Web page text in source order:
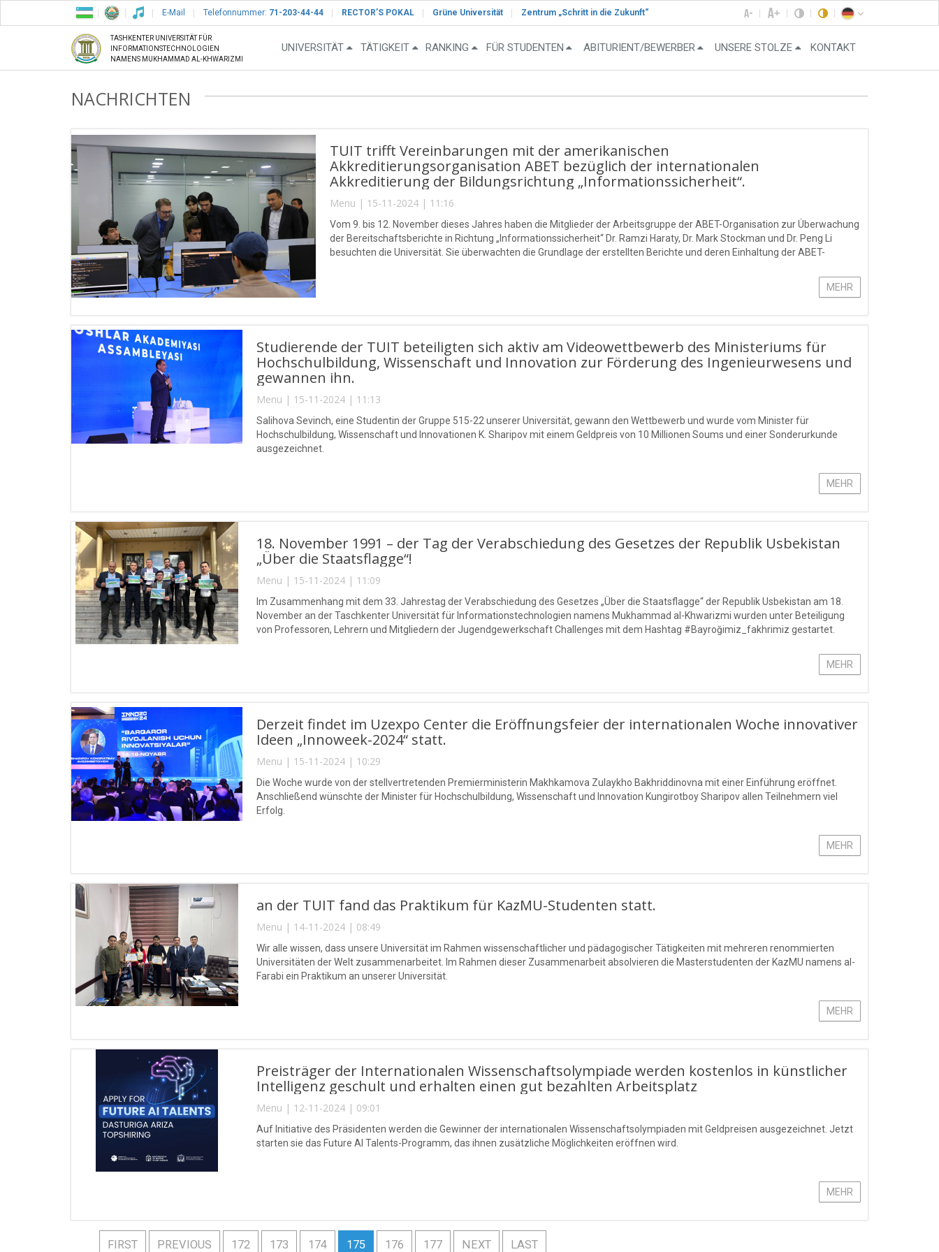
E-Mail Telefonnummer: 71-203-44-44 RECTOR’S POKAL Grüne Universität Zentrum „Schritt in die Zukunft“
TASHKENTER UNIVERSITÄT FÜR
INFORMATIONSTECHNOLOGIEN
NAMENS MUKHAMMAD AL-KHWARIZMI
UNIVERSITÄT TÄTIGKEIT RANKING FÜR STUDENTEN ABITURIENT/BEWERBER UNSERE STOLZE KONTAKT
NACHRICHTEN
TUIT trifft Vereinbarungen mit der amerikanischen
Akkreditierungsorganisation ABET bezüglich der internationalen
Akkreditierung der Bildungsrichtung „Informationssicherheit“.
Menu | 15-11-2024 | 11:16
Vom 9. bis 12. November dieses Jahres haben die Mitglieder der Arbeitsgruppe der ABET-Organisation zur Überwachung
der Bereitschaftsberichte in Richtung „Informationssicherheit“ Dr. Ramzi Haraty, Dr. Mark Stockman und Dr. Peng Li
besuchten die Universität. Sie überwachten die Grundlage der erstellten Berichte und deren Einhaltung der ABET-
MEHR
Studierende der TUIT beteiligten sich aktiv am Videowettbewerb des Ministeriums für
Hochschulbildung, Wissenschaft und Innovation zur Förderung des Ingenieurwesens und
gewannen ihn.
Menu | 15-11-2024 | 11:13
Salihova Sevinch, eine Studentin der Gruppe 515-22 unserer Universität, gewann den Wettbewerb und wurde vom Minister für
Hochschulbildung, Wissenschaft und Innovationen K. Sharipov mit einem Geldpreis von 10 Millionen Soums und einer Sonderurkunde
ausgezeichnet.
MEHR
18. November 1991 – der Tag der Verabschiedung des Gesetzes der Republik Usbekistan
„Über die Staatsflagge“!
Menu | 15-11-2024 | 11:09
Im Zusammenhang mit dem 33. Jahrestag der Verabschiedung des Gesetzes „Über die Staatsflagge“ der Republik Usbekistan am 18.
November an der Taschkenter Universität für Informationstechnologien namens Mukhammad al-Khwarizmi wurden unter Beteiligung
von Professoren, Lehrern und Mitgliedern der Jugendgewerkschaft Challenges mit dem Hashtag #Bayroğimiz_fakhrimiz gestartet.
MEHR
Derzeit findet im Uzexpo Center die Eröffnungsfeier der internationalen Woche innovativer
Ideen „Innoweek-2024“ statt.
Menu | 15-11-2024 | 10:29
Die Woche wurde von der stellvertretenden Premierministerin Makhkamova Zulaykho Bakhriddinovna mit einer Einführung eröffnet.
Anschließend wünschte der Minister für Hochschulbildung, Wissenschaft und Innovation Kungirotboy Sharipov allen Teilnehmern viel
Erfolg.
MEHR
an der TUIT fand das Praktikum für KazMU-Studenten statt.
Menu | 14-11-2024 | 08:49
Wir alle wissen, dass unsere Universität im Rahmen wissenschaftlicher und pädagogischer Tätigkeiten mit mehreren renommierten
Universitäten der Welt zusammenarbeitet. Im Rahmen dieser Zusammenarbeit absolvieren die Masterstudenten der KazMU namens al-
Farabi ein Praktikum an unserer Universität.
MEHR
Preisträger der Internationalen Wissenschaftsolympiade werden kostenlos in künstlicher
Intelligenz geschult und erhalten einen gut bezahlten Arbeitsplatz
Menu | 12-11-2024 | 09:01
Auf Initiative des Präsidenten werden die Gewinner der internationalen Wissenschaftsolympiaden mit Geldpreisen ausgezeichnet. Jetzt
starten sie das Future AI Talents-Programm, das ihnen zusätzliche Möglichkeiten eröffnen wird.
MEHR
FIRST PREVIOUS 172 173 174 175 176 177 NEXT LAST